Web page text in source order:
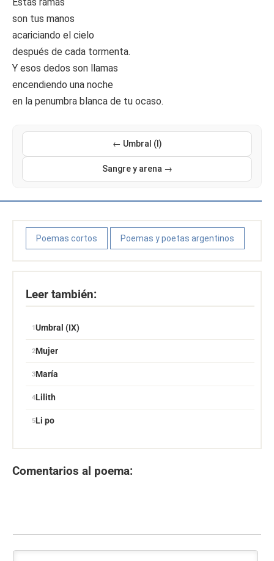
son tus manos
acariciando el cielo
después de cada tormenta.
Y esos dedos son llamas
encendiendo una noche
en la penumbra blanca de tu ocaso.
← Umbral (I)
Sangre y arena →
Poemas cortos Poemas y poetas argentinos
Leer también:
Umbral (IX)
Mujer
María
Lilith
Li po
Comentarios al poema: